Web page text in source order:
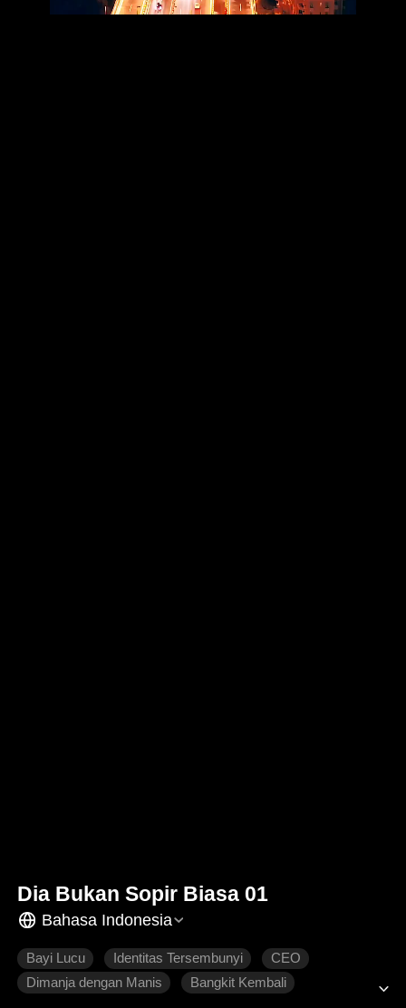
Dia Bukan Sopir Biasa 01
Bahasa Indonesia
Bayi Lucu Identitas Tersembunyi
CEO
Dimanja dengan Manis
Bangkit Kembali